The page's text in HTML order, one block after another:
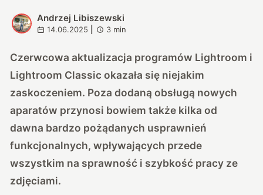
A
Andrzej Libiszewski
14.06.2025 3 min
Czerwcowa aktualizacja programów Lightroom i
Lightroom Classic okazała się niejakim
zaskoczeniem. Poza dodaną obsługą nowych
aparatów przynosi bowiem także kilka od
dawna bardzo pożądanych usprawnień
funkcjonalnych, wpływających przede
wszystkim na sprawność i szybkość pracy ze
zdjęciami.